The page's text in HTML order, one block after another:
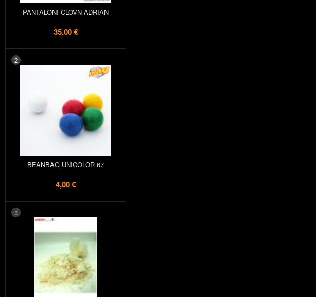
PANTALONI CLOVN ADRIAN
35,00 €
2
BEANBAG UNICOLOR 67
4,00 €
3